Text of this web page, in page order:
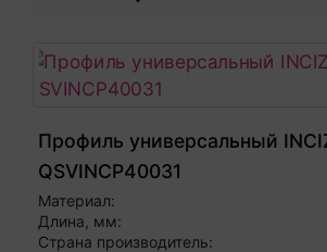
Профиль универсальный
QSVINCP40031
Материал:
Длина, мм:
Страна производитель: